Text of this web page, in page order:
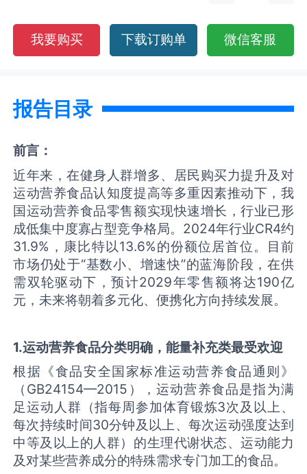
我要购买 下载订购单 微信客服
报告目录
前言：
近年来，在健身人群增多、居民购买力提升及对
运动营养食品认知度提高等多重因素推动下，我
国运动营养食品零售额实现快速增长，行业已形
成低集中度寡占型竞争格局。2024年行业CR4约
31.9%，康比特以13.6%的份额位居首位。目前
市场仍处于“基数小、增速快”的蓝海阶段，在供
需双轮驱动下，预计2029年零售额将达190亿
元，未来将朝着多元化、便携化方向持续发展。
1.运动营养食品分类明确，能量补充类最受欢迎
根据《食品安全国家标准运动营养食品通则》
（GB24154—2015），运动营养食品是指为满
足运动人群（指每周参加体育锻炼3次及以上、
每次持续时间30分钟及以上、每次运动强度达到
中等及以上的人群）的生理代谢状态、运动能力
及对某些营养成分的特殊需求专门加工的食品。